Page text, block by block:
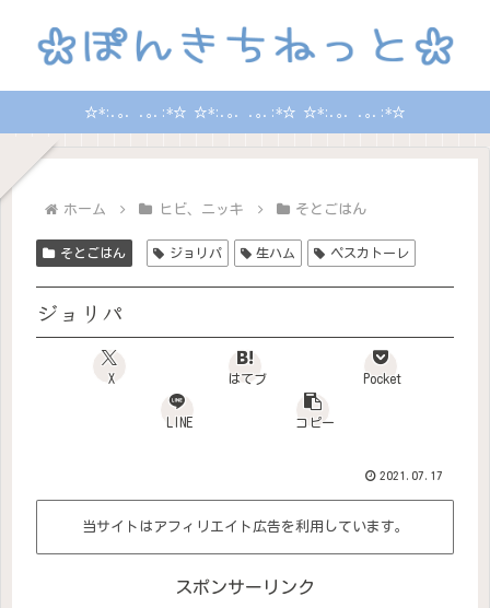
☆*:.｡. .｡.:*☆ ☆*:.｡. .｡.:*☆ ☆*:.｡. .｡.:*☆
ホーム ヒビ、ニッキ そとごはん
そとごはん ジョリパ 生ハム ペスカトーレ
ジョリパ
X はてブ Pocket
LINE コピー
2021.07.17
当サイトはアフィリエイト広告を利用しています。
スポンサーリンク